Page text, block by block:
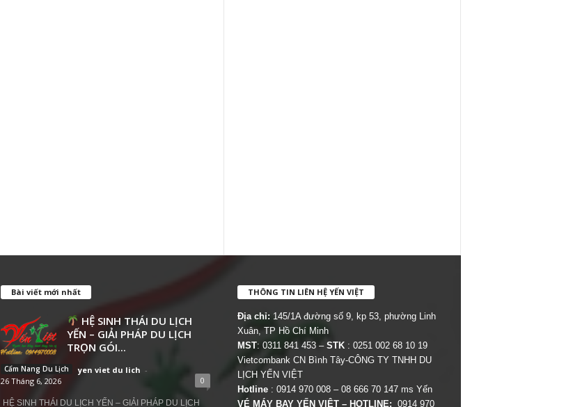
Bài viết mới nhất
HỆ SINH THÁI DU LỊCH
YẾN – GIẢI PHÁP DU LỊCH
TRỌN GÓI...
Cẩm Nang Du Lịch yen viet du lich -
26 Tháng 6, 2026
0
HỆ SINH THÁI DU LỊCH YẾN – GIẢI PHÁP DU LỊCH
THÔNG TIN LIÊN HỆ YẾN VIỆT
Địa chỉ: 145/1A đường số 9, kp 53, phường Linh
Xuân, TP Hồ Chí Minh
MST: 0311 841 453 – STK: 0251 002 68 10 19
Vietcombank CN Bình Tây-CÔNG TY TNHH DU
LỊCH YẾN VIỆT
Hotline : 0914 970 008 – 08 666 70 147 ms Yến
VÉ MÁY BAY YẾN VIỆT – HOTLINE: 0914 970